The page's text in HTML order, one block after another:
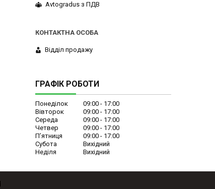
Avtogradus з ПДВ
Відділ продажу
ГРАФІК РОБОТИ
Понеділок 09:00
17:00
Вівторок
09:00
17:00
Середа
09:00
17:00
Четвер
09:00
17:00
Пʼятниця
09:00
17:00
Субота
Вихідний
Неділя
Вихідний